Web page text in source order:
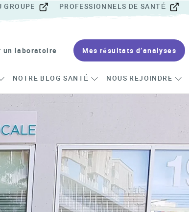
GROUPE PROFESSIONNELS DE SANTÉ
un laboratoire Mes résultats d’analyses
NOTRE BLOG SANTÉ NOUS REJOINDRE